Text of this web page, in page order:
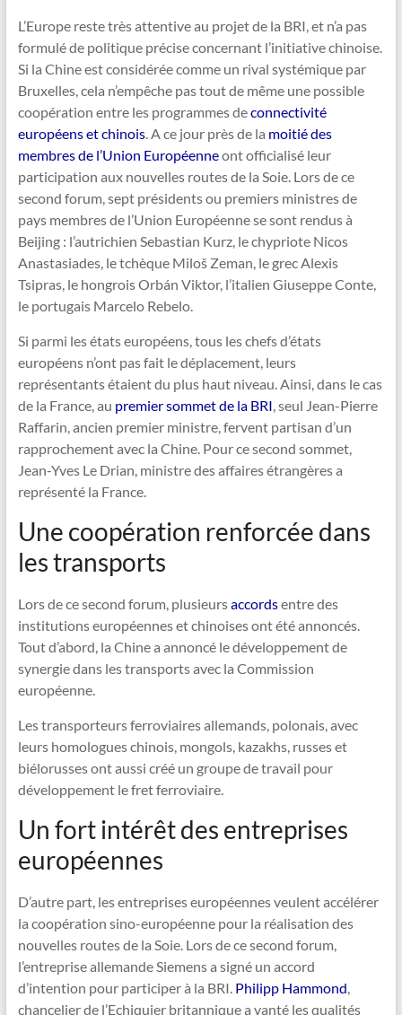
L’Europe reste très attentive au projet de la BRI, et n’a pas
formulé de politique précise concernant l’initiative chinoise.
Si la Chine est considérée comme un rival systémique par
Bruxelles, cela n’empêche pas tout de même une possible
coopération entre les programmes deconnectivité
européens et chinois. A ce jour près de la moitié des
membres de l’Union Européenneont officialisé leur
participation aux nouvelles routes de la Soie. Lors de ce
second forum, sept présidents ou premiers ministres de
pays membres de l’Union Européenne se sont rendus à
Beijing : l’autrichien Sebastian Kurz, le chypriote Nicos
Anastasiades, le tchèque Miloš Zeman, le grec Alexis
Tsipras, le hongrois Orbán Viktor, l’italien Giuseppe Conte,
le portugais Marcelo Rebelo.
Si parmi les états européens, tous les chefs d’états
européens n’ont pas fait le déplacement, leurs
représentants étaient du plus haut niveau. Ainsi, dans le cas
de la France, au premier sommet de la BRI, seul Jean-Pierre
Raffarin, ancien premier ministre, fervent partisan d’un
rapprochement avec la Chine. Pour ce second sommet,
Jean-Yves Le Drian, ministre des affaires étrangères a
représenté la France.
Une coopération renforcée dans
les transports
Lors de ce second forum, plusieursaccordsentre des
institutions européennes et chinoises ont été annoncés.
Tout d’abord, la Chine a annoncé le développement de
synergie dans les transports avec la Commission
européenne.
Les transporteurs ferroviaires allemands, polonais, avec
leurs homologues chinois, mongols, kazakhs, russes et
biélorusses ont aussi créé un groupe de travail pour
développement le fret ferroviaire.
Un fort intérêt des entreprises
européennes
D’autre part, les entreprises européennes veulent accélérer
la coopération sino-européenne pour la réalisation des
nouvelles routes de la Soie. Lors de ce second forum,
l’entreprise allemande Siemens a signé un accord
d’intention pour participer à la BRI. Philipp Hammond,
chancelier de l’Echiquier britannique a vanté les qualités